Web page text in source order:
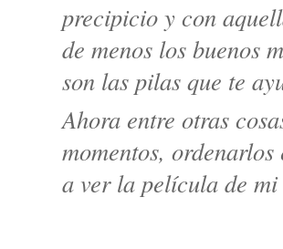
precipicio y con
de menos los buenos
son las pilas que te
Ahora entre otras
momentos,
a ver la película de mi